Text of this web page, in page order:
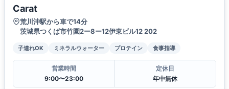
Carat
荒川沖駅から車で14分
茨城県つくば市竹園2ー8ー12伊東ビル12 202
子連れOK ミネラルウォーター プロテイン 食事指導
営業時間
9:00〜23:00
定休日
年中無休